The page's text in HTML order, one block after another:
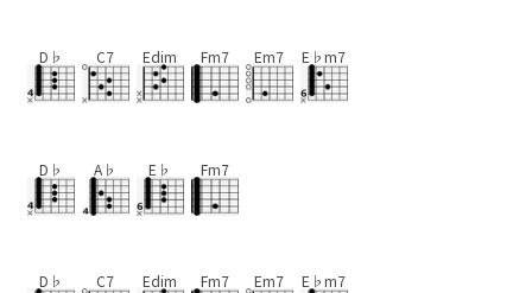
D♭ C7 Edim Fm7 Em7 E♭m7
D♭ A♭ E♭ Fm7
D♭ C7 Edim Fm7 Em7 E♭m7